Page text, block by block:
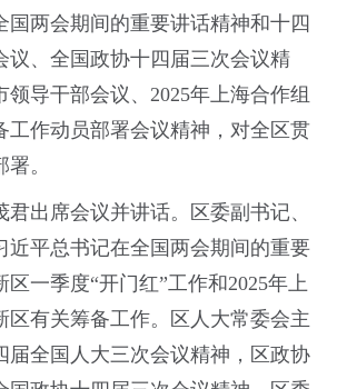
国两会期间的重要讲话精神和十四
议、全国政协十四届三次会议精
领导干部会议、2025年上海合作组
工作动员部署会议精神，对全区贯
。
君出席会议并讲话。区委副书记、
近平总书记在全国两会期间的重要
一季度“开门红”工作和2025年上
区有关筹备工作。区人大常委会主
届全国人大三次会议精神，区政协